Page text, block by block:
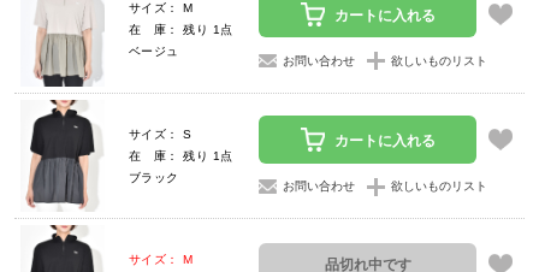
サイズ： M
在 庫： 残り 1点
ベージュ
カートに入れる
お問い合わせ 欲しいものリスト
サイズ： S
在 庫： 残り 1点
ブラック
カートに入れる
お問い合わせ 欲しいものリスト
サイズ： M
品切れ中です